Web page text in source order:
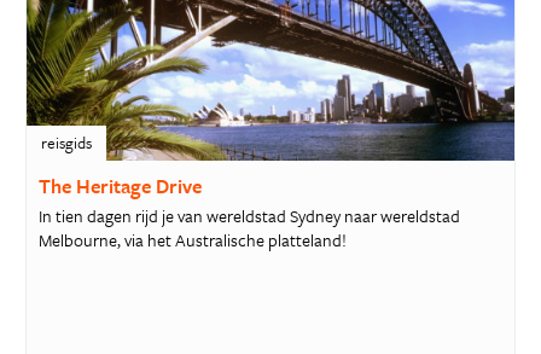
reisgids
The Heritage Drive
In tien dagen rijd je van wereldstad Sydney naar wereldstad
Melbourne, via het Australische platteland!